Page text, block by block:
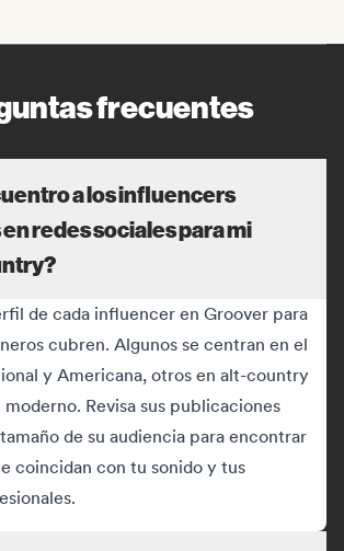
frecuentes
a los influencers
redes sociales para mi
de cada influencer en Groover para
cubren. Algunos se centran en el
y Americana, otros en alt-country
Revisa sus publicaciones
de su audiencia para encontrar
coincidan con tu sonido y tus